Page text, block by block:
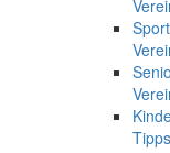
Sport